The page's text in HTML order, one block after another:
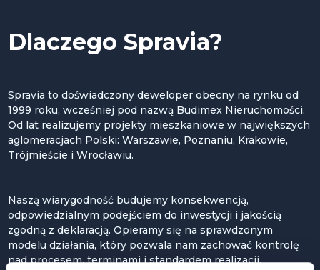
Dlaczego Spravia?
Spravia to doświadczony deweloper obecny na rynku od
1999 roku, wcześniej pod nazwą Budimex Nieruchomości.
Od lat realizujemy projekty mieszkaniowe w największych
aglomeracjach Polski: Warszawie, Poznaniu, Krakowie,
Trójmieście i Wrocławiu.
Naszą wiarygodność budujemy konsekwencją,
odpowiedzialnym podejściem do inwestycji i jakością
zgodną z deklaracją. Opieramy się na sprawdzonym
modelu działania, który pozwala nam zachować kontrolę
nad procesem, terminami i standardem realizacji.